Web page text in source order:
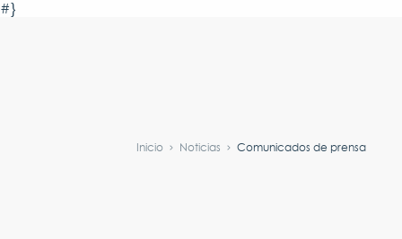
#}
Inicio Noticias Comunicados de prensa